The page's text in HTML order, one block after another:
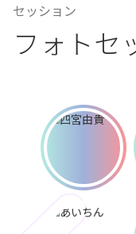
セッション
フォトセ